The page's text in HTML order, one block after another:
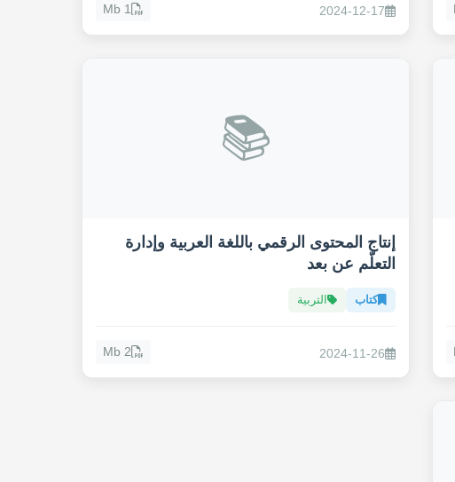
2024-12-17
1 Mb
📚
إنتاج المحتوى الرقمي باللغة العربية وإدارة
التعلّم عن بعد
كتاب التربية
2024-11-26
2 Mb